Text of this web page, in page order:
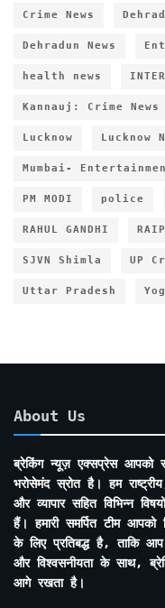
Crime News
Dehradun News
health news
Kannauj: Crime News
Lucknow Lucknow
Mumbai-
PM MODI police
RAHUL GANDHI
SJVN Shimla UP
Uttar Pradesh
About Us
ब्रेकिंग न्यूज़ एक्सप्रेस आपको
भरोसेमंद स्रोत है। हम
और व्यापार सहित विभिन्न
हैं। हमारी समर्पित टीम
के लिए प्रतिबद्ध है, ताकि
और विश्वसनीयता के साथ,
आगे रखता है।